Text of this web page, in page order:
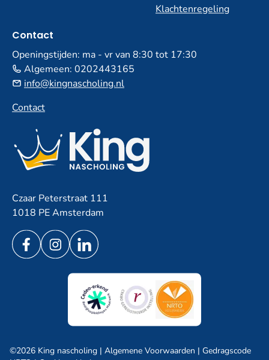
Klachtenregeling
Contact
Openingstijden: ma - vr van 8:30 tot 17:30
Algemeen: 0202443165
info@kingnascholing.nl
Contact
Czaar Peterstraat 111
1018 PE Amsterdam
©2026 King nascholing | Algemene Voorwaarden | Gedragscode